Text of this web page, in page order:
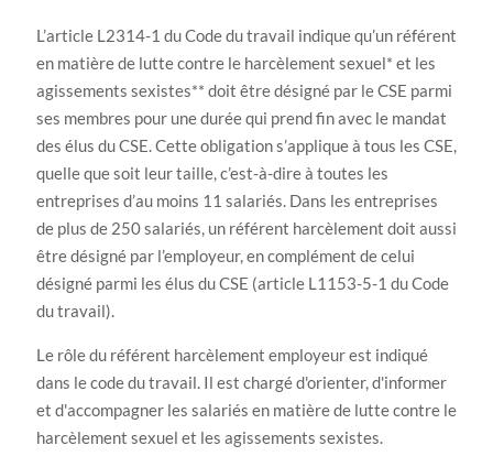
L’article L2314-1 du Code du travail indique qu’un référent
en matière de lutte contre le harcèlement sexuel* et les
agissements sexistes** doit être désigné par le CSE parmi
ses membres pour une durée qui prend fin avec le mandat
des élus du CSE. Cette obligation s’applique à tous les CSE,
quelle que soit leur taille, c’est-à-dire à toutes les
entreprises d’au moins 11 salariés. Dans les entreprises
de plus de 250 salariés, un référent harcèlement doit aussi
être désigné par l’employeur, en complément de celui
désigné parmi les élus du CSE (article L1153-5-1 du Code
du travail).
Le rôle du référent harcèlement employeur est indiqué
dans le code du travail. Il est chargé d'orienter, d'informer
et d'accompagner les salariés en matière de lutte contre le
harcèlement sexuel et les agissements sexistes.